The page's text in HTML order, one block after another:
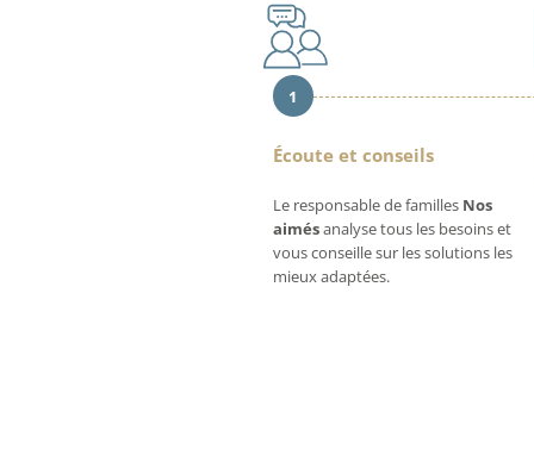
1
Écoute et conseils
Le responsable de familles Nos
aimésanalyse tous les besoins et
vous conseille sur les solutions les
mieux adaptées.